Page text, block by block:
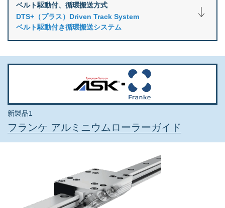
ベルト駆動付、循環搬送方式
DTS+（プラス）Driven Track System
ベルト駆動付き循環搬送システム
新製品1
フランケ アルミニウムローラーガイド